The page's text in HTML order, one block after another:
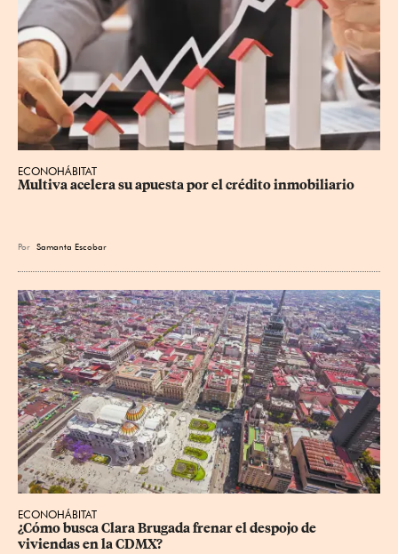
ECONOHÁBITAT
Multiva acelera su apuesta por el crédito inmobiliario
Por Samanta Escobar
ECONOHÁBITAT
¿Cómo busca Clara Brugada frenar el despojo de
viviendas en la CDMX?